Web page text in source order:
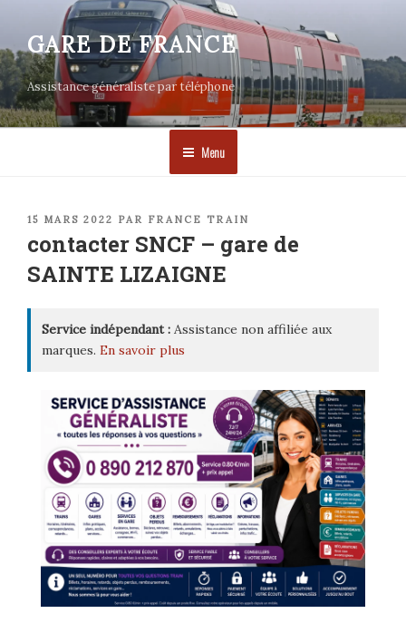
contenu
principal
GARE DE FRANCE
Assistance généraliste par téléphone
Menu
PUBLIÉ
15 MARS 2022 PAR FRANCE TRAIN
contacter SNCF – gare de
SAINTE LIZAIGNE
Service indépendant : Assistance non affiliée aux
marques. En savoir plus